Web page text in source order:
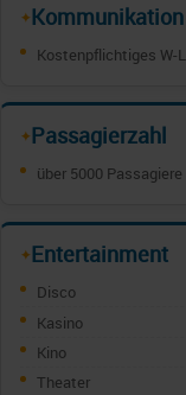
✦Kommunikation
Kostenpflichtiges W-
✦Passagierzahl
über 5000 Passagiere
✦Entertainment
Disco
Kasino
Kino
Theater